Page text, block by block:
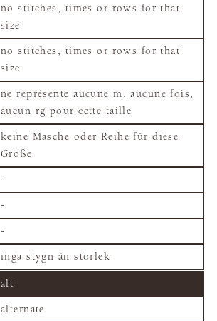
no stitches, times or rows for that
size
no stitches, times or rows for that
size
ne représente aucune m, aucune fois,
aucun rg pour cette taille
keine Masche oder Reihe für diese
Größe
-
-
-
inga stygn än storlek
alt
alternate